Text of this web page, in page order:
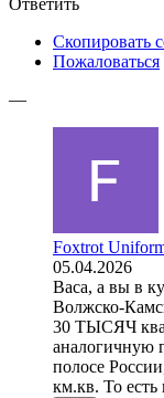
Ответить
Скопировать
Пожаловаться
—
Foxtrot
05.04.2026
Baca, а вы в
Волжско-
30 ТЫСЯЧ
аналогичную
полосе
км.кв. То